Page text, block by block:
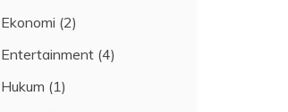
Ekonomi (2)
Entertainment (4)
Hukum (1)